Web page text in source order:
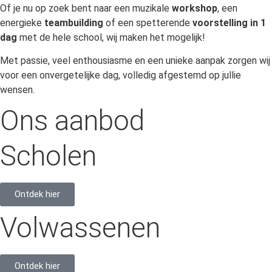
Of je nu op zoek bent naar een muzikale workshop, een
energieke teambuilding of een spetterende voorstelling in 1
dag met de hele school, wij maken het mogelijk!
Met passie, veel enthousiasme en een unieke aanpak zorgen wij
voor een onvergetelijke dag, volledig afgestemd op jullie
wensen.
Ons aanbod
Scholen
Ontdek hier
Volwassenen
Ontdek hier